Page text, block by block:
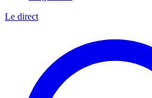
Le direct